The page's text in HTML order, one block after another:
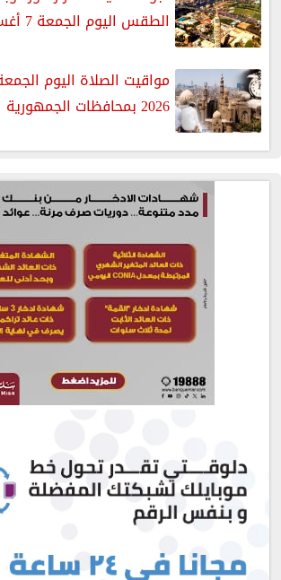
الطقس اليوم الجمعة 7 أغسطس 2026
2026 بمحافظات الجمهورية